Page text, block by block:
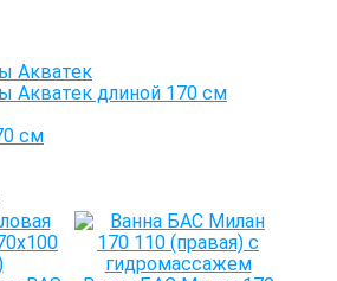
Акватек
Акватек длиной 170 см
см